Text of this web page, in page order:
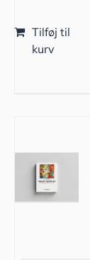
Tilføj til
kurv